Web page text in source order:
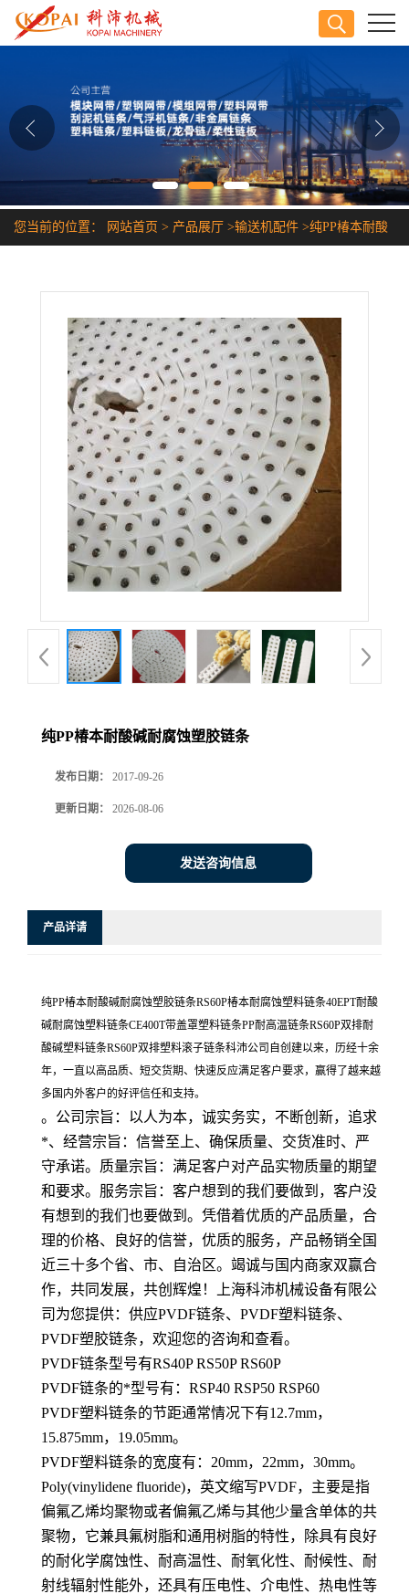
公司介绍
公司动态
证书荣誉
您当前的位置： 网站首页 > 产品展厅 >输送机配件 >纯PP椿本耐酸
纯PP椿本耐酸碱耐腐蚀塑胶链条
发布日期： 2017-09-26
更新日期： 2026-08-06
发送咨询信息
产品详请
纯PP椿本耐酸碱耐腐蚀塑胶链条RS60P椿本耐腐蚀塑料链条40EPT耐酸
碱耐腐蚀塑料链条CE400T带盖罩塑料链条PP耐高温链条RS60P双排耐
酸碱塑料链条RS60P双排塑料滚子链条科沛公司自创建以来，历经十余
年，一直以高品质、短交货期、快速反应满足客户要求，赢得了越来越
多国内外客户的好评信任和支持。
。公司宗旨：以人为本，诚实务实，不断创新，追求
*、经营宗旨：信誉至上、确保质量、交货准时、严
守承诺。质量宗旨：满足客户对产品实物质量的期望
和要求。服务宗旨：客户想到的我们要做到，客户没
有想到的我们也要做到。凭借着优质的产品质量，合
理的价格、良好的信誉，优质的服务，产品畅销全国
近三十多个省、市、自治区。竭诚与国内商家双赢合
作，共同发展，共创辉煌！上海科沛机械设备有限公
司为您提供：供应PVDF链条、PVDF塑料链条、
PVDF塑胶链条，欢迎您的咨询和查看。
PVDF链条型号有RS40P RS50P RS60P
PVDF链条的*型号有：RSP40 RSP50 RSP60
PVDF塑料链条的节距通常情况下有12.7mm，
15.875mm，19.05mm。
PVDF塑料链条的宽度有：20mm，22mm，30mm。
Poly(vinylidene fluoride)，英文缩写PVDF，主要是指
偏氟乙烯均聚物或者偏氟乙烯与其他少量含单体的共
聚物，它兼具氟树脂和通用树脂的特性，除具有良好
的耐化学腐蚀性、耐高温性、耐氧化性、耐候性、耐
射线辐射性能外，还具有压电性、介电性、热电性等